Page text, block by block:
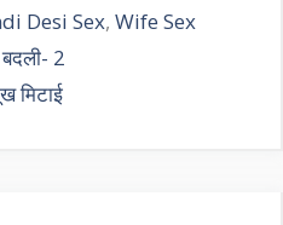
Desi Sex,Wife Sex
2
मिटाई